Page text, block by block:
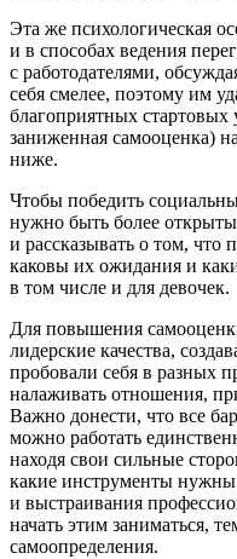
Эта же психологическая
и в способах ведения
с работодателями,
себя смелее, поэтому им
благоприятных
заниженная самооценка)
ниже.
Чтобы победить
нужно быть более
и рассказывать о том, что
каковы их ожидания и
в том числе и для девочек.
Для повышения
лидерские качества,
пробовали себя в разных
налаживать отношения,
Важно донести, что все
можно работать
находя свои сильные
какие инструменты нужны
и выстраивания
начать этим заниматься,
самоопределения.